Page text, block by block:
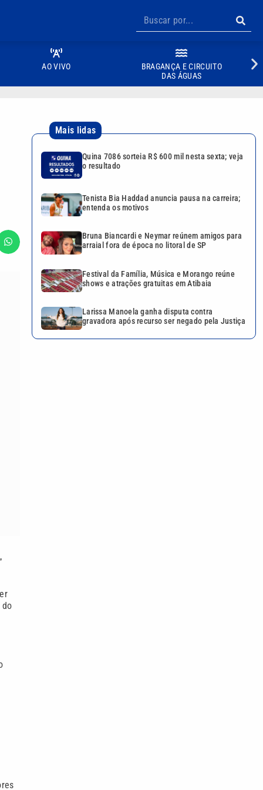
AO VIVO
BRAGANÇA E CIRCUITO
DAS ÁGUAS
Mais lidas
Quina 7086 sorteia R$ 600 mil nesta sexta; veja
o resultado
Tenista Bia Haddad anuncia pausa na carreira;
entenda os motivos
Bruna Biancardi e Neymar reúnem amigos para
arraial fora de época no litoral de SP
Festival da Família, Música e Morango reúne
shows e atrações gratuitas em Atibaia
Larissa Manoela ganha disputa contra
gravadora após recurso ser negado pela Justiça